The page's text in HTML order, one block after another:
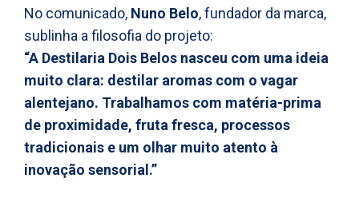
No comunicado, Nuno Belo, fundador da marca,
sublinha a filosofia do projeto:
“A Destilaria Dois Belos nasceu com uma ideia
muito clara: destilar aromas com o vagar
alentejano. Trabalhamos com matéria-prima
de proximidade, fruta fresca, processos
tradicionais e um olhar muito atento à
inovação sensorial.”